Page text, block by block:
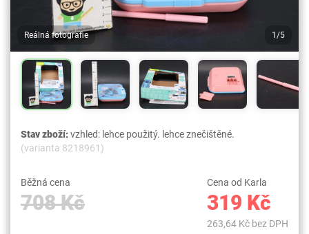
Reálná fotografie 1/5
Stav zboží:vzhled: lehce použitý. lehce znečištěné.
(varianta 8218961)
Běžná cena
708 Kč
Cena od Karla
319 Kč
263,64 Kč bez DPH